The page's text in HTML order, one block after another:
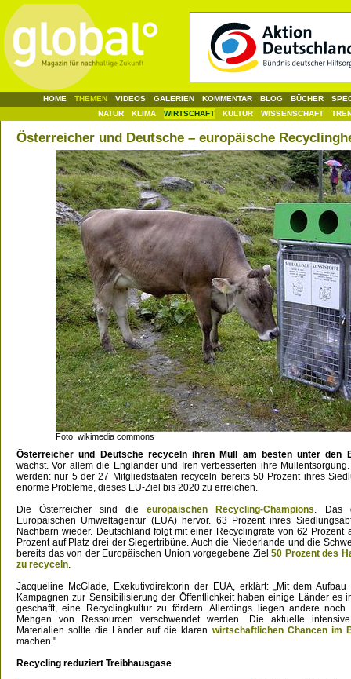
HOME
THEMEN
NATUR
KLIMA WIRTSCHAFT KULTUR WISSENSCHAFT
VIDEOS GALERIEN KOMMENTAR BLOG BÜCHER
Österreicher und Deutsche – europäische
Foto: wikimedia commons
Österreicher und Deutsche recyceln ihren Müll am besten unter den
wächst. Vor allem die Engländer und Iren verbesserten ihre
werden: nur 5 der 27 Mitgliedstaaten recyceln bereits 50 Prozent ihres
enorme Probleme, dieses EU-Ziel bis 2020 zu erreichen.
Die Österreicher sind dieeuropäischen Recycling-Champions. Das
Europäischen Umweltagentur (EUA) hervor. 63 Prozent ihres
Nachbarn wieder. Deutschland folgt mit einer Recyclingrate von 62 Prozent
Prozent auf Platz drei der Siegertribüne. Auch die Niederlande und die
bereits das von der Europäischen Union vorgegebene Ziel 50 Prozent des
zu recyceln.
Jacqueline McGlade, Exekutivdirektorin der EUA, erklärt: „Mit dem
Kampagnen zur Sensibilisierung der Öffentlichkeit haben einige Länder es
geschafft, eine Recyclingkultur zu fördern. Allerdings liegen andere noch
Mengen von Ressourcen verschwendet werden. Die aktuelle
Materialien sollte die Länder auf die klaren wirtschaftlichen Chancen im
machen."
Recycling reduziert Treibhausgase